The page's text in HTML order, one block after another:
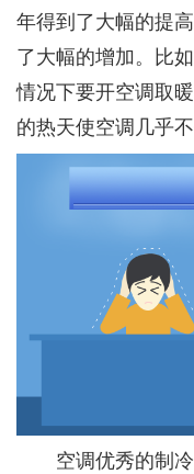
年得到了大幅的提
了大幅的增加。比
情况下要开空调取
的热天使空调几乎不
空调优秀的制